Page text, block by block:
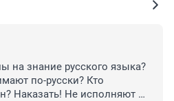
на знание русского языка?
по-русски? Кто
Наказать! Не исполняют